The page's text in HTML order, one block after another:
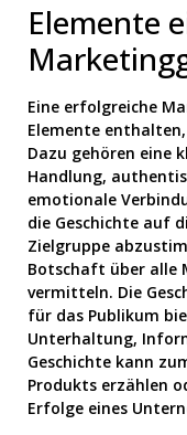
Elemente
Eine erfolgreiche
Elemente
Dazu gehören eine
Handlung,
emotionale
die Geschichte auf
Zielgruppe
Botschaft über alle
vermitteln. Die
für das Publikum
Unterhaltung,
Geschichte kann
Produkts erzählen
Erfolge eines